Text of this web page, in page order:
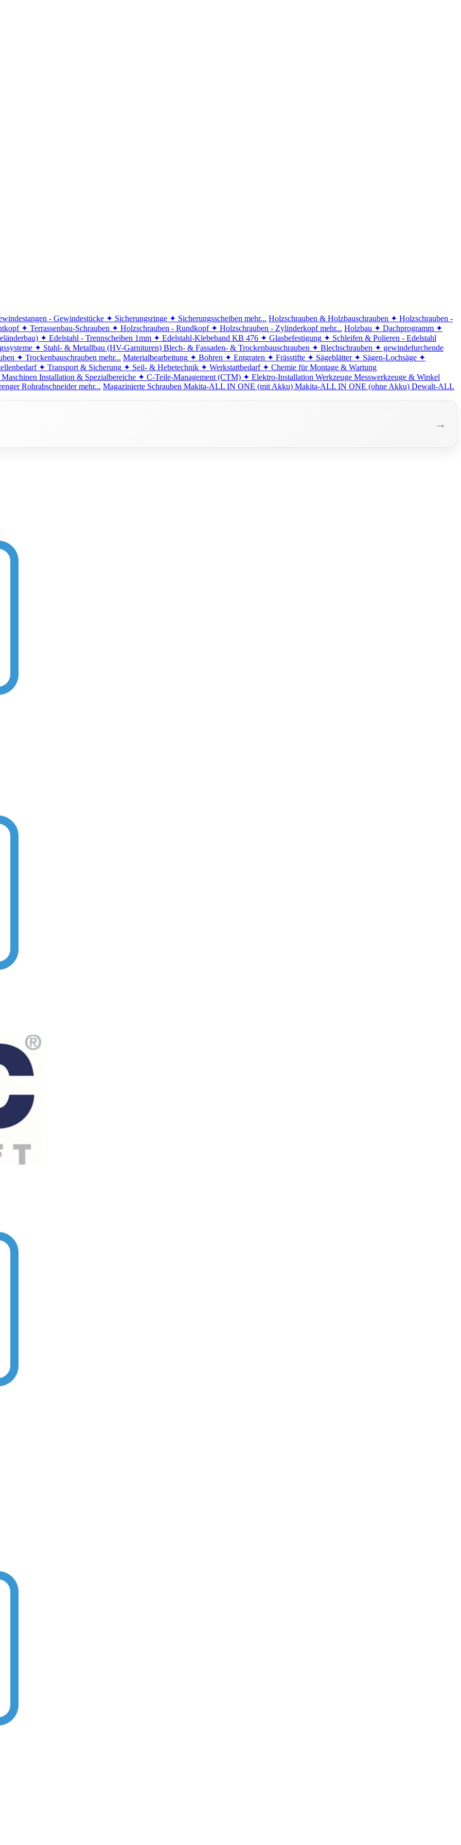
- Gewindestücke ✦ Sicherungsringe ✦ Sicherungsscheiben mehr... Holzschrauben & Holzbauschrauben ✦ Holzschrauben -
✦ Terrassenbau-Schrauben ✦ Holzschrauben - Rundkopf ✦ Holzschrauben - Zylinderkopf mehr... Holzbau ✦ Dachprogramm ✦
✦ Edelstahl - Trennscheiben 1mm ✦ Edelstahl-Klebeband KB 476 ✦ Glasbefestigung ✦ Schleifen & Polieren - Edelstahl
✦ Stahl- & Metallbau (HV-Garnituren) Blech- & Fassaden- & Trockenbauschrauben ✦ Blechschrauben ✦ gewindefurchende
✦ Trockenbauschrauben mehr... Materialbearbeitung ✦ Bohren ✦ Entgraten ✦ Frässtifte ✦ Sägeblätter ✦ Sägen-Lochsäge ✦
✦ Transport & Sicherung ✦ Seil- & Hebetechnik ✦ Werkstattbedarf ✦ Chemie für Montage & Wartung
Installation & Spezialbereiche ✦ C-Teile-Management (CTM) ✦ Elektro-Installation Werkzeuge Messwerkzeuge & Winkel
Rohrabschneider mehr... Magazinierte Schrauben Makita-ALL IN ONE (mit Akku) Makita-ALL IN ONE (ohne Akku) Dewalt-ALL
→